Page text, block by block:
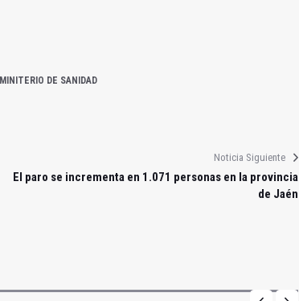
MINITERIO DE SANIDAD
Noticia Siguiente
El paro se incrementa en 1.071 personas en la provincia
de Jaén